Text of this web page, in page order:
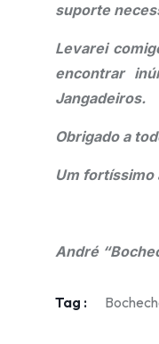
suporte
Levarei
encontrar
Jangadeiros.
Obrigado a
Um fortíssimo
André
Tag :